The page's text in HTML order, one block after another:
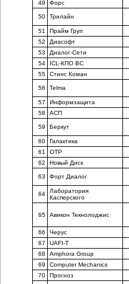
49
Форс
50 Трилайн
51 Прайм Груп
52
Диасофт
53
Диалог-Сети
54
ICL-КПО ВС
55
Стинс Коман
56 Telma
57
Информзащита
58
АСП
59 Беркут
60
Галактика
61
ОТР
62
Новый Диск
63 Форт Диалог
64
Лаборатория
Касперского
65 Авикон Текнолоджис
66 Черус
67
UAFI-T
68
Amphora Group
69
Computer Mechanics
70
Прогноз